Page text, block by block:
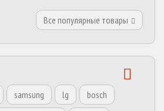
Все популярные товары
samsung lg
bosch